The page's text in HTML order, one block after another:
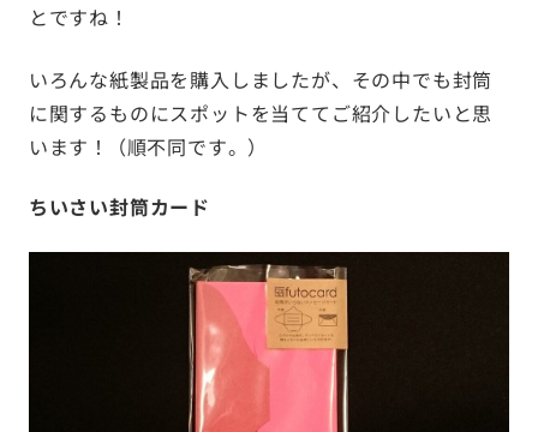
とですね！
いろんな紙製品を購入しましたが、その中でも封筒
に関するものにスポットを当ててご紹介したいと思
います！ （順不同です。）
ちいさい封筒カード